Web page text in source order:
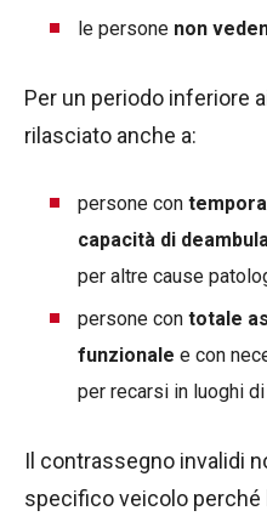
le persone non
Per un periodo inferiore
rilasciato anche a:
persone con
capacità di
per altre cause
persone con totale
funzionale e con
per recarsi in luoghi di
Il contrassegno invalidi
specifico veicolo